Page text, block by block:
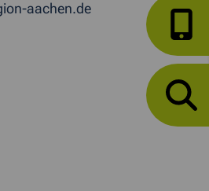
aachen.de